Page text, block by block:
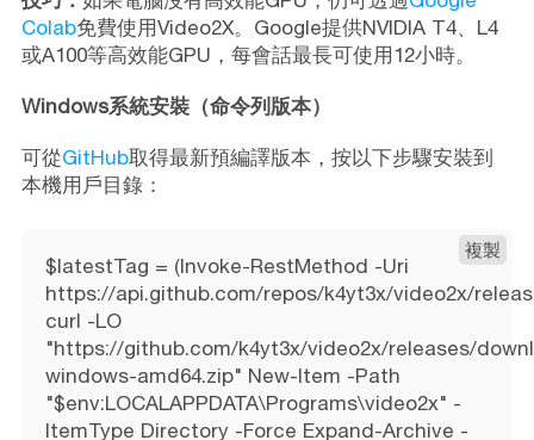
Colab免費使用Video2X。Google提供NVIDIA T4、L4
或A100等高效能GPU，每會話最長可使用12小時。
Windows系統安裝（命令列版本）
可從GitHub取得最新預編譯版本，按以下步驟安裝到
本機用戶目錄：
$latestTag = (Invoke-RestMethod -Uri
https://api.github.com/repos/k4yt3x/video2x/
curl -LO
"https://github.com/k4yt3x/video2x/releases/
windows-amd64.zip" New-Item -Path
"$env:LOCALAPPDATA\Programs\video2x" -
ItemType Directory -Force Expand-Archive -
複製